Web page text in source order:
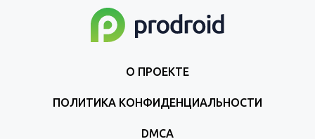
О ПРОЕКТЕ
ПОЛИТИКА КОНФИДЕНЦИАЛЬНОСТИ
DMCA